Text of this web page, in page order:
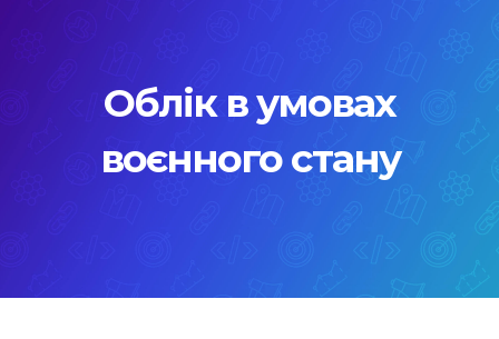
Облік в умовах
воєнного стану